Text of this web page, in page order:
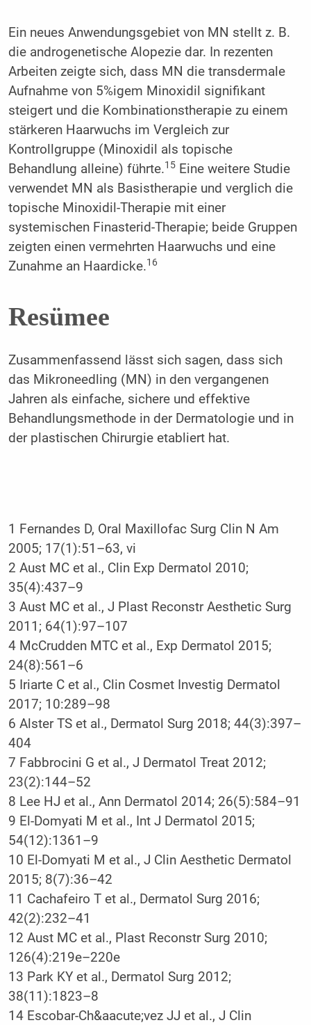
Ein neues Anwendungsgebiet von MN stellt z. B.
die androgenetische Alopezie dar. In rezenten
Arbeiten zeigte sich, dass MN die transdermale
Aufnahme von 5%igem Minoxidil signifikant
steigert und die Kombinationstherapie zu einem
stärkeren Haarwuchs im Vergleich zur
Kontrollgruppe (Minoxidil als topische
Behandlung alleine) führte.15Eine weitere Studie
verwendet MN als Basistherapie und verglich die
topische Minoxidil-Therapie mit einer
systemischen Finasterid-Therapie; beide Gruppen
zeigten einen vermehrten Haarwuchs und eine
Zunahme an Haardicke.16
Resümee
Zusammenfassend lässt sich sagen, dass sich
das Mikroneedling (MN) in den vergangenen
Jahren als einfache, sichere und effektive
Behandlungsmethode in der Dermatologie und in
der plastischen Chirurgie etabliert hat.
1 Fernandes D, Oral Maxillofac Surg Clin N Am
2005; 17(1):51–63, vi
2 Aust MC et al., Clin Exp Dermatol 2010;
35(4):437–9
3 Aust MC et al., J Plast Reconstr Aesthetic Surg
2011; 64(1):97–107
4 McCrudden MTC et al., Exp Dermatol 2015;
24(8):561–6
5 Iriarte C et al., Clin Cosmet Investig Dermatol
2017; 10:289–98
6 Alster TS et al., Dermatol Surg 2018; 44(3):397–
404
7 Fabbrocini G et al., J Dermatol Treat 2012;
23(2):144–52
8 Lee HJ et al., Ann Dermatol 2014; 26(5):584–91
9 El-Domyati M et al., Int J Dermatol 2015;
54(12):1361–9
10 El-Domyati M et al., J Clin Aesthetic Dermatol
2015; 8(7):36–42
11 Cachafeiro T et al., Dermatol Surg 2016;
42(2):232–41
12 Aust MC et al., Plast Reconstr Surg 2010;
126(4):219e–220e
13 Park KY et al., Dermatol Surg 2012;
38(11):1823–8
14 Escobar-Ch&aacute;vez JJ et al., J Clin